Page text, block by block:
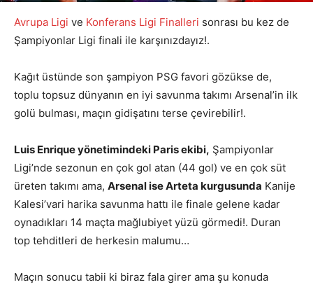
Avrupa Ligi ve Konferans Ligi Finalleri sonrası bu kez de
Şampiyonlar Ligi finali ile karşınızdayız!.
Kağıt üstünde son şampiyon PSG favori gözükse de,
toplu topsuz dünyanın en iyi savunma takımı Arsenal’in ilk
golü bulması, maçın gidişatını terse çevirebilir!.
Luis Enrique yönetimindeki Paris ekibi, Şampiyonlar
Ligi’nde sezonun en çok gol atan (44 gol) ve en çok süt
üreten takımı ama, Arsenal ise Arteta kurgusunda Kanije
Kalesi’vari harika savunma hattı ile finale gelene kadar
oynadıkları 14 maçta mağlubiyet yüzü görmedi!. Duran
top tehditleri de herkesin malumu…
Maçın sonucu tabii ki biraz fala girer ama şu konuda